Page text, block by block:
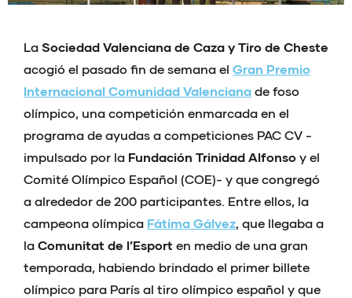
La Sociedad Valenciana de Caza y Tiro de Cheste
acogió el pasado fin de semana el Gran Premio
Internacional Comunidad Valenciana de foso
olímpico, una competición enmarcada en el
programa de ayudas a competiciones PAC CV -
impulsado por la Fundación Trinidad Alfonso y el
Comité Olímpico Español (COE)- y que congregó
a alrededor de 200 participantes. Entre ellos, la
campeona olímpica Fátima Gálvez, que llegaba a
la Comunitat de l’Esport en medio de una gran
temporada, habiendo brindado el primer billete
olímpico para París al tiro olímpico español y que